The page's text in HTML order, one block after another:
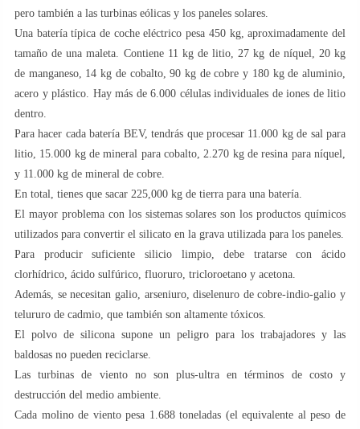
pero también a las turbinas eólicas y los paneles solares.
Una batería típica de coche eléctrico pesa 450 kg, aproximadamente del
tamaño de una maleta. Contiene 11 kg de litio, 27 kg de níquel, 20 kg
de manganeso, 14 kg de cobalto, 90 kg de cobre y 180 kg de aluminio,
acero y plástico. Hay más de 6.000 células individuales de iones de litio
dentro.
Para hacer cada batería BEV, tendrás que procesar 11.000 kg de sal para
litio, 15.000 kg de mineral para cobalto, 2.270 kg de resina para níquel,
y 11.000 kg de mineral de cobre.
En total, tienes que sacar 225,000 kg de tierra para una batería.
El mayor problema con los sistemas solares son los productos químicos
utilizados para convertir el silicato en la grava utilizada para los paneles.
Para producir suficiente silicio limpio, debe tratarse con ácido
clorhídrico, ácido sulfúrico, fluoruro, tricloroetano y acetona.
Además, se necesitan galio, arseniuro, diselenuro de cobre-indio-galio y
telururo de cadmio, que también son altamente tóxicos.
El polvo de silicona supone un peligro para los trabajadores y las
baldosas no pueden reciclarse.
Las turbinas de viento no son plus-ultra en términos de costo y
destrucción del medio ambiente.
Cada molino de viento pesa 1.688 toneladas (el equivalente al peso de